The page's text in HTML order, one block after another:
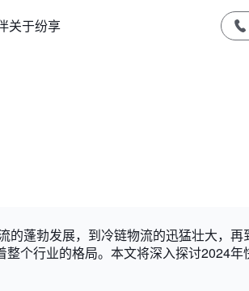
关于纷享
的蓬勃发展，到冷链物流的迅猛壮大，再
个行业的格局。本文将深入探讨2024年